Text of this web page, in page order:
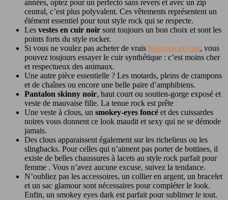
années, optez pour un perfecto sans revers et avec un zip
central, c’est plus polyvalent. Ces vêtements représentent un
élément essentiel pour tout style rock qui se respecte.
Les vestes en cuir noir sont toujours un bon choix et sont les
points forts du style rocker.
Si vous ne voulez pas acheter de vrais blousons en cuir, vous
pouvez toujours essayer le cuir synthétique : c’est moins cher
et respectueux des animaux.
Une autre pièce essentielle ? Les motards, pleins de crampons
et de chaînes ou encore une belle paire d’amphibiens.
Pantalon skinny noir, haut court ou soutien-gorge exposé et
veste de mauvaise fille. La tenue rock est prête
Une veste à clous, un smokey-eyes foncé et des cuissardes
noires vous donnent ce look maudit et sexy qui ne se démode
jamais.
Des clous apparaissent également sur les richelieus ou les
slingbacks. Pour celles qui n’aiment pas porter de bottines, il
existe de belles chaussures à lacets au style rock parfait pour
femme . Vous n’avez aucune excuse, suivez la tendance.
N’oubliez pas les accessoires, un collier en argent, un bracelet
et un sac glamour sont nécessaires pour compléter le look.
Enfin, un smokey eyes dark est parfait pour sublimer le tout.